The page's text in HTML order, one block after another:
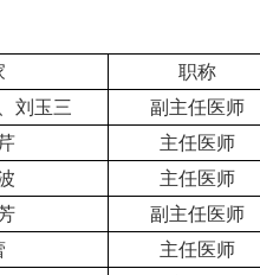
职称
刘玉三
副主任医师
主任医师
主任医师
副主任医师
主任医师